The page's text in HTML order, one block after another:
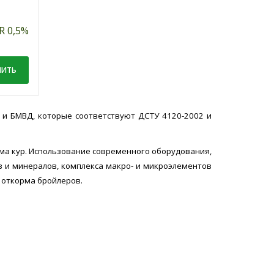
кг бумажный пакет, 10 кг
Под заказ
ЗАКАЗАТЬ!
0,5%
БМВД, которые соответствуют ДСТУ 4120-2002 и
кур. Использование современного оборудования,
минералов, комплекса макро- и микроэлементов
бройлеров.